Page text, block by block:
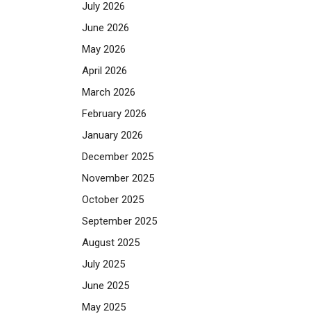
July 2026
June 2026
May 2026
April 2026
March 2026
February 2026
January 2026
December 2025
November 2025
October 2025
September 2025
August 2025
July 2025
June 2025
May 2025